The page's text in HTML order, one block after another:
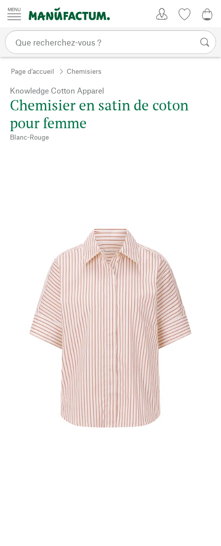
Passer au contenu
Page d'accueil Chemisiers
Knowledge Cotton Apparel
Chemisier en satin de coton
pour femme
Blanc-Rouge